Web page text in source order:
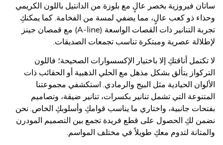
ساتان فيروزية بخصر عالٍ مع بلوزة من الدانتيل باللون الكريمي
وحذاء ذو كعب عالٍ، مما يضفي لمسة من الفخامة. كما يمكنكِ
تجربة التنانير ذات القصات الواسعة (A-line) مع قمصان جينز
لإطلالة عصرية ومبتكرة تناسب تجمعات الصديقات.
لا تكتمل أناقتكِ إلا باختيار الإكسسوارات الصحيحة؛ فاللون
التركواز يتألق بشكل مذهل مع الحلي الذهبية أو الحقائب ذات
الألوان الحيادية مثل البيج والرمادي. استكشفي مجموعتنا
المتنوعة التي تشمل تنانير بكسرات، تنانير ضيقة، وتصاميم
بفتحات جانبية، واختاري ما يناسب قوامكِ وأسلوبكِ الخاص. نحن
نضمن لكِ الحصول على قطع فريدة تجمع بين التصميم المودرن
والمتانة لتدوم معكِ طويلاً في مختلف المواسم.